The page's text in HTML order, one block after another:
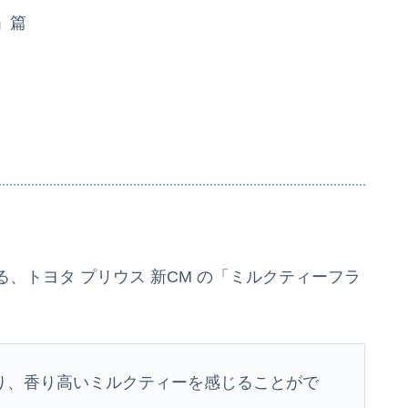
篇
トヨタ プリウス 新CM の「ミルクティーフラ
香り高いミルクティーを感じることがで